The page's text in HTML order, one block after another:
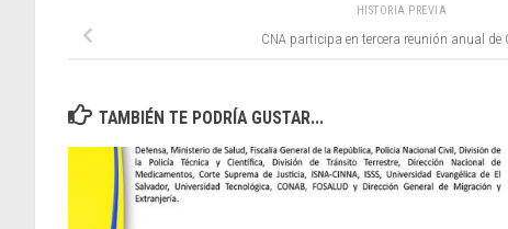
HISTORIA PREVIA
CNA participa en tercera reunión anual de
TAMBIÉN TE PODRÍA GUSTAR...